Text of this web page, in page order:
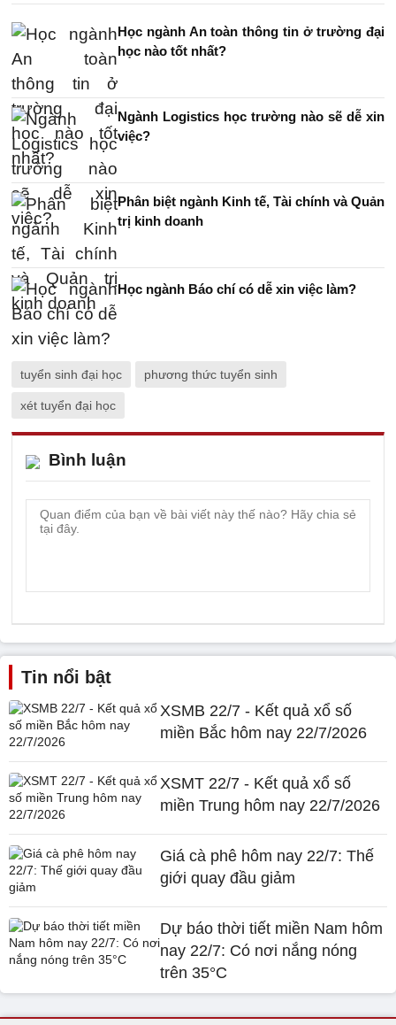
Học ngành An toàn thông tin ở trường đại
học nào tốt nhất?
Ngành Logistics học trường nào sẽ dễ xin
việc?
Phân biệt ngành Kinh tế, Tài chính và Quản
trị kinh doanh
Học ngành Báo chí có dễ xin việc làm?
tuyển sinh đại học phương thức tuyển sinh
xét tuyển đại học
Bình luận
Tin nổi bật
XSMB 22/7 - Kết quả xổ số
miền Bắc hôm nay 22/7/2026
XSMT 22/7 - Kết quả xổ số
miền Trung hôm nay 22/7/2026
Giá cà phê hôm nay 22/7: Thế
giới quay đầu giảm
Dự báo thời tiết miền Nam hôm
nay 22/7: Có nơi nắng nóng
trên 35°C